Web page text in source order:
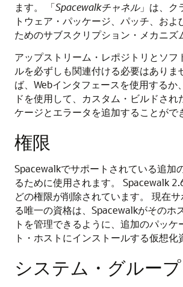
ます。
「Spacewalkチャネル」 は、ク
トウェア・パッケージ、パッチ、およ
ためのサブスクリプション・メカニズ
アップストリーム・レポジトリとソフ
ルを必ずしも関連付ける必要はありま
ば、Webインタフェースを使用するか、
ドを使用して、カスタム・ビルドされ
ケージとエラータを追加することがで
権限
Spacewalkでサポートされている追加
るために使用されます。
Spacewalk
どの権限が削除されています。
現在
る唯一の資格は、Spacewalkがそのホ
トを管理できるように、追加のパッケ
ト・ホストにインストールする仮想化
システム・グループ